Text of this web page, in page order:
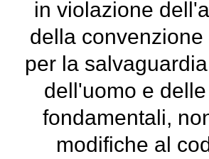
in violazione
della
per la
dell'uomo e
fondamentali,
modifiche al